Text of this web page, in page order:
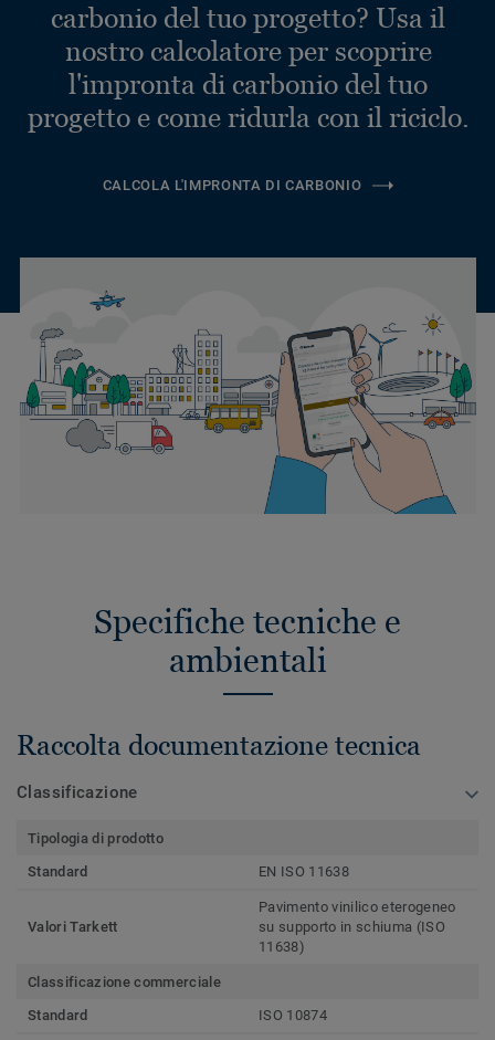
carbonio del tuo progetto? Usa il
nostro calcolatore per scoprire
l'impronta di carbonio del tuo
progetto e come ridurla con il riciclo.
CALCOLA L'IMPRONTA DI CARBONIO
Specifiche tecniche e
ambientali
Raccolta documentazione tecnica
Classificazione
Tipologia di prodotto
Standard
EN ISO 11638
Valori Tarkett
Pavimento vinilico eterogeneo
su supporto in schiuma (ISO
11638)
Classificazione commerciale
Standard
ISO 10874